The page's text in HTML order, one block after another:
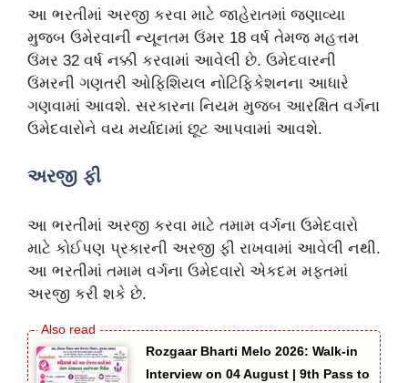
આ ભરતીમાં અરજી કરવા માટે જાહેરાતમાં જણાવ્યા
મુજબ ઉમેરવાની ન્યૂનતમ ઉંમર 18 વર્ષ તેમજ મહત્તમ
ઉંમર 32 વર્ષ નક્કી કરવામાં આવેલી છે. ઉમેદવારની
ઉંમરની ગણતરી ઓફિશિયલ નોટિફિકેશનના આધારે
ગણવામાં આવશે. સરકારના નિયમ મુજબ આરક્ષિત વર્ગના
ઉમેદવારોને વય મર્યાદામાં છૂટ આપવામાં આવશે.
અરજી ફી
આ ભરતીમાં અરજી કરવા માટે તમામ વર્ગના ઉમેદવારો
માટે કોઈપણ પ્રકારની અરજી ફી રાખવામાં આવેલી નથી.
આ ભરતીમાં તમામ વર્ગના ઉમેદવારો એકદમ મફતમાં
અરજી કરી શકે છે.
Rozgaar Bharti Melo 2026: Walk-in
Interview on 04 August | 9th Pass to